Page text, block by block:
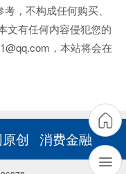
，不构成任何购买、
文有任何内容侵犯您的
，本站将会在
创 消费金融